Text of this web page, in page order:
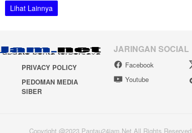
Lihat Lainnya
PRIVACY POLICY
PEDOMAN MEDIA
SIBER
JARINGAN SOCIAL
Facebook
Youtube
Copyright @2023 Pantau24jam.Net All Rights Reserved